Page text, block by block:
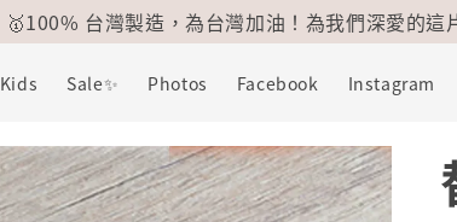
🥇100% 台灣製造，為台灣加油！為我們深愛的這
Kids Sale✨ Photos Facebook Instagram